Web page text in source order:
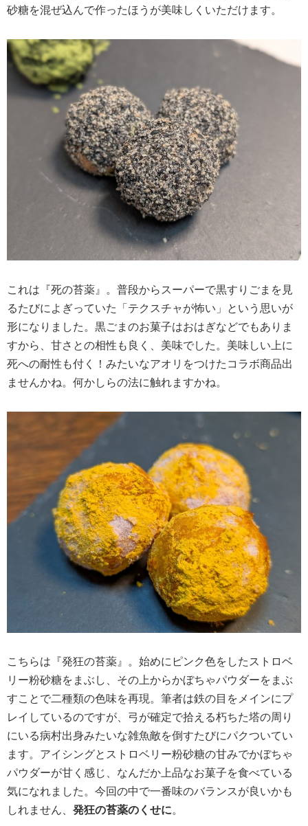
砂糖を混ぜ込んで作ったほうが美味しくいただけます。
これは『死の苔薬』。普段からスーパーで黒すりごまを見
るたびによぎっていた「テクスチャが怖い」という思いが
形になりました。黒ごまのお菓子はおはぎなどでもありま
すから、甘さとの相性も良く、美味でした。美味しい上に
死への耐性も付く！みたいなアオリをつけたコラボ商品出
ませんかね。何かしらの法に触れますかね。
こちらは『発狂の苔薬』。始めにピンク色をしたストロベ
リー粉砂糖をまぶし、その上からかぼちゃパウダーをまぶ
すことで二種類の色味を再現。筆者は鉄の目をメインにプ
レイしているのですが、弓が確定で拾える朽ちた塔の周り
にいる病村出身みたいな雑魚敵を倒すたびにパクついてい
ます。アイシングとストロベリー粉砂糖の甘みでかぼちゃ
パウダーが甘く感じ、なんだか上品なお菓子を食べている
気になれました。今回の中で一番味のバランスが良いかも
しれません、 発狂の苔薬のくせに。